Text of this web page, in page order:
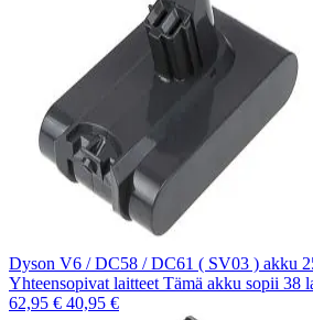
Dyson V6 / DC58 / DC61 ( SV03 ) akku
Yhteensopivat laitteet Tämä akku sopii
62,95 € 40,95 €